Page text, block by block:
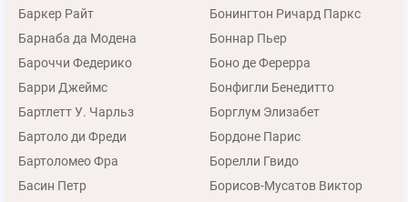
Баркер Райт
Барнаба да Модена
Бароччи Федерико
Барри Джеймс
Бартлетт У. Чарльз
Бартоло ди Фреди
Бартоломео Фра
Басин Петр
Бонингтон Ричард Паркс
Боннар Пьер
Боно де Ферерра
Бонфигли Бенедитто
Борглум Элизабет
Бордоне Парис
Борелли Гвидо
Борисов-Мусатов Виктор